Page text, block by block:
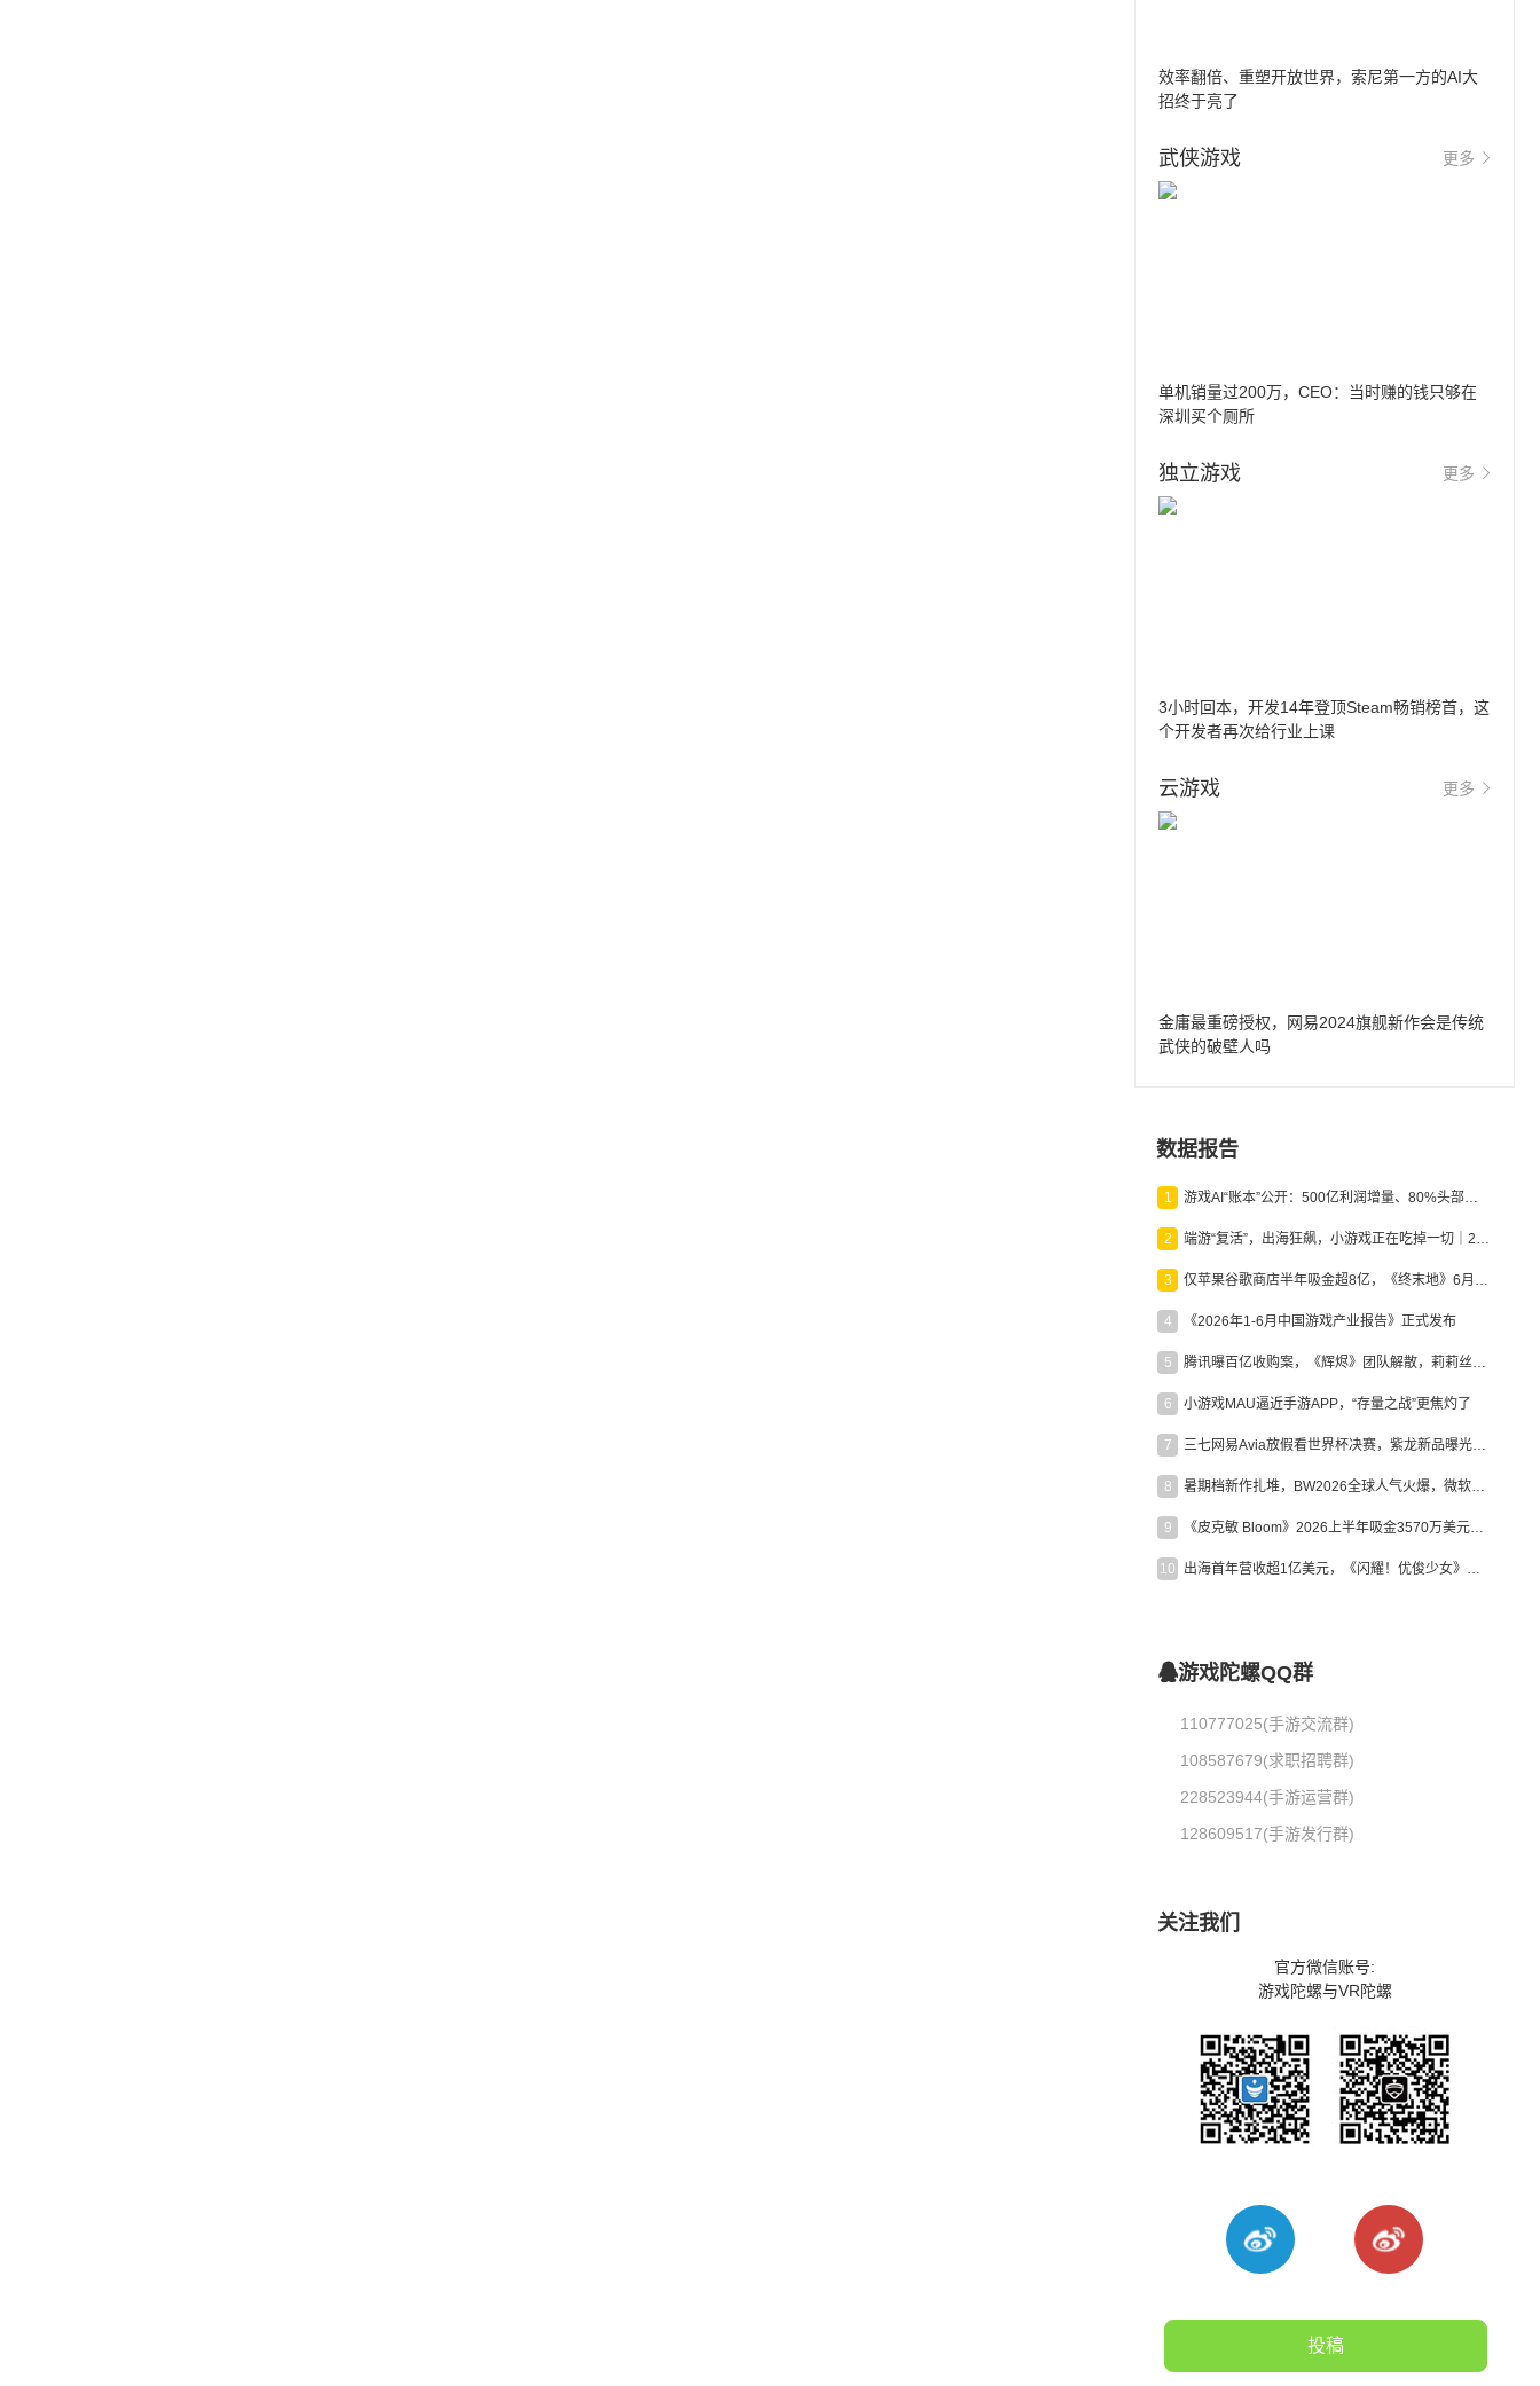
效率翻倍、重塑开放世界，索尼第一方的AI大
招终于亮了
武侠游戏 更多
单机销量过200万，CEO：当时赚的钱只够在
深圳买个厕所
独立游戏 更多
3小时回本，开发14年登顶Steam畅销榜首，这
个开发者再次给行业上课
云游戏 更多
金庸最重磅授权，网易2024旗舰新作会是传统
武侠的破壁人吗
数据报告
1 游戏AI“账本”公开：500亿利润增量、80%头部入局，谁在闷声发财？
2 端游“复活”，出海狂飙，小游戏正在吃掉一切｜2026上半年产业报告
3 仅苹果谷歌商店半年吸金超8亿，《终末地》6月份收入显著回暖
4 《2026年1-6月中国游戏产业报告》正式发布
5 腾讯曝百亿收购案，《辉烬》团队解散，莉莉丝新作曝光｜陀螺周报
6 小游戏MAU逼近手游APP，“存量之战”更焦灼了
7 三七网易Avia放假看世界杯决赛，紫龙新品曝光，米哈游新作上线 | 陀螺周报
8 暑期档新作扎堆，BW2026全球人气火爆，微软XBOX大裁员|陀螺周报
9 《皮克敏 Bloom》2026上半年吸金3570万美元，中国台湾成最大市场
10 出海首年营收超1亿美元，《闪耀！优俊少女》美国市场占比达七成
游戏陀螺QQ群
110777025(手游交流群)
108587679(求职招聘群)
228523944(手游运营群)
128609517(手游发行群)
关注我们
官方微信账号:
游戏陀螺与VR陀螺
投稿